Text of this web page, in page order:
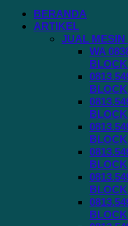
BERANDA
ARTIKEL
JUAL MESIN
WA